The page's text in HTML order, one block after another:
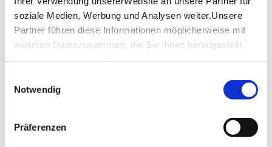
soziale Medien, Werbung und Analysen weiter.Unsere
Partner führen diese Informationen möglicherweise mit
weiteren Datenzusammen, die Sie ihnen bereitgestellt
Impressum
Notwendig
Präferenzen
Elemente aufgreift. Daraus ergibt sich eine
dynamische Mischung aus vielschichtigen
Gitarrenklängen, mal laut, mal leise, geformt in
ausgefeilte Arrangements voller Harmonien, die
zwischen Melancholie und Euphorie oszillieren.
Der teils mehrstimmige Gesang und die mal intimen,
mal sozialkritischen Lyrics unterstreichen die Liebe